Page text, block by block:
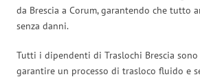
da Brescia a Corum, garantendo che tutto
senza danni.
Tutti i dipendenti di Traslochi Brescia
garantire un processo di trasloco fluido e